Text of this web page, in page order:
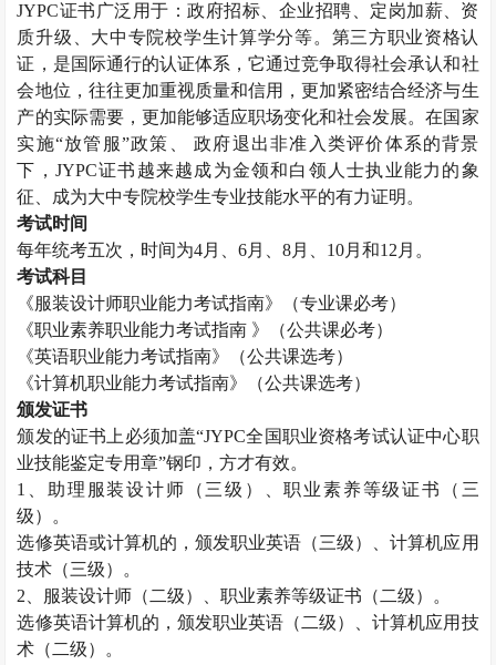
JYPC证书广泛用于：政府招标、企业招聘、定岗加薪、资
质升级、大中专院校学生计算学分等。第三方职业资格认
证，是国际通行的认证体系，它通过竞争取得社会承认和社
会地位，往往更加重视质量和信用，更加紧密结合经济与生
产的实际需要，更加能够适应职场变化和社会发展。在国家
实施“放管服”政策、 政府退出非准入类评价体系的背景
下， JYPC证书越来越成为金领和白领人士执业能力的象
征、成为大中专院校学生专业技能水平的有力证明。
考试时间
每年统考五次，时间为4月、6月、8月、 10月和12 月。
考试科目
《服装设计师职业能力考试指南》（专业课必考）
《职业素养职业能力考试指南 》（公共课必考）
《英语职业能力考试指南》（公共课选考）
《计算机职业能力考试指南》（公共课选考）
颁发证书
颁发的证书上必须加盖“JYPC全国职业资格考试认证中心职
业技能鉴定专用章”钢印，方才有效。
1
、助理服装设计师（三级）、职业素养等级证书（三
级）。
选修英语或计算机的，颁发职业英语（三级）、计算机应用
技术（三级）。
2 、服装设计师（二级）、职业素养等级证书（二级）。
选修英语计算机的，颁发职业英语（二级）、计算机应用技
术（二级）。